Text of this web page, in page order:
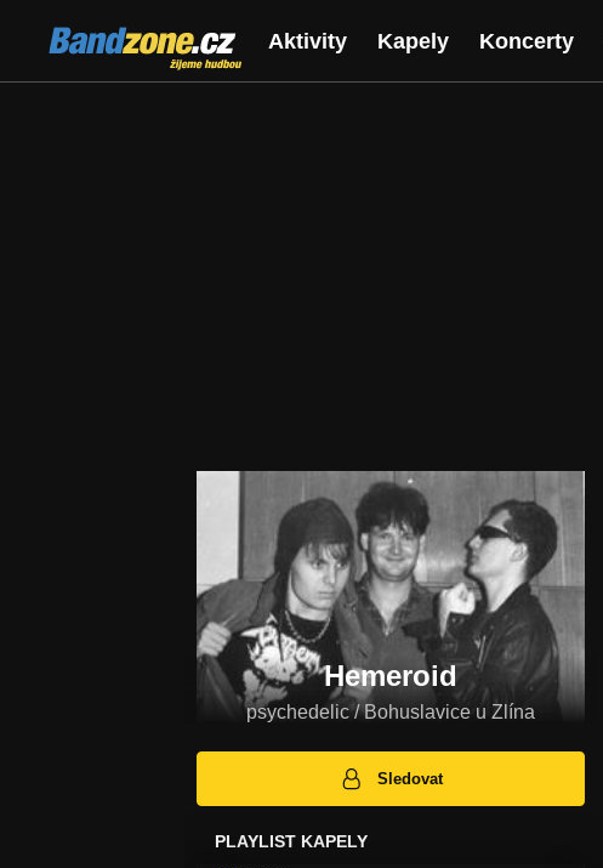
Bandzone.cz
žijeme hudbou
Aktivity Kapely Koncerty
Hemeroid
psychedelic / Bohuslavice u Zlína
Sledovat
PLAYLIST KAPELY